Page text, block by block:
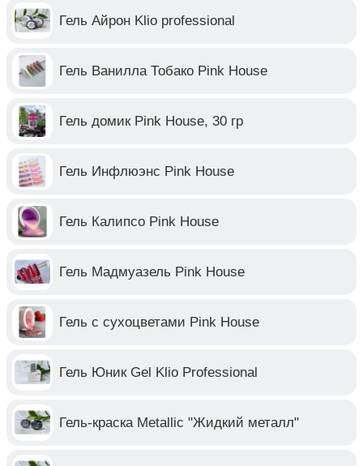
Гель Айрон Klio professional
Гель Ванилла Тобако Pink House
Гель домик Pink House, 30 гр
Гель Инфлюэнс Pink House
Гель Калипсо Pink House
Гель Мадмуазель Pink House
Гель с сухоцветами Pink House
Гель Юник Gel Klio Professional
Гель-краска Metallic "Жидкий металл"